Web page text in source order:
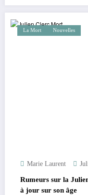
La Mort Nouvelles
Marie Laurent
Rumeurs sur la
à jour sur son âge